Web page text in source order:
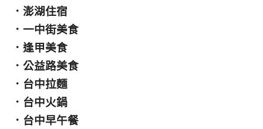
． 澎湖住宿
． 一中街美食
． 逢甲美食
． 公益路美食
． 台中拉麵
． 台中火鍋
． 台中早午餐